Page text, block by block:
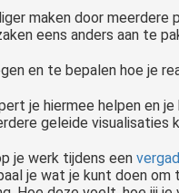
maken door
eens anders aan te
en te bepalen hoe je
je hiermee helpen en
geleide visualisaties
je werk tijdens een
je wat je kunt doen